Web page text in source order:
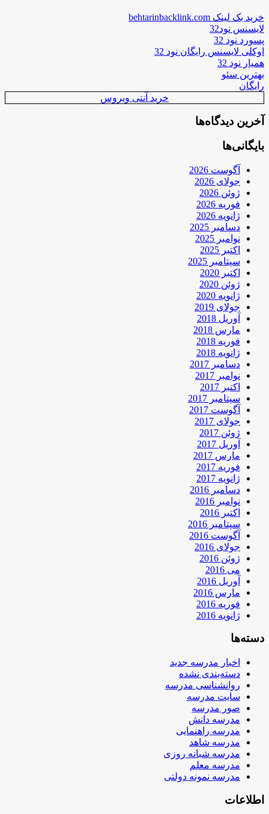
خرید بک لینک behtarinbacklink.com
لایسنس نود32
پسورد نود 32
اوکلی لایسنس رایگان نود 32
همیار نود 32
بهترین سئو
رایگان
خرید آنتی ویروس
آخرین دیدگاه‌ها
بایگانی‌ها
آگوست 2026
جولای 2026
ژوئن 2026
فوریه 2026
ژانویه 2026
دسامبر 2025
نوامبر 2025
اکتبر 2025
سپتامبر 2025
اکتبر 2020
ژوئن 2020
ژانویه 2020
جولای 2019
آوریل 2018
مارس 2018
فوریه 2018
ژانویه 2018
دسامبر 2017
نوامبر 2017
اکتبر 2017
سپتامبر 2017
آگوست 2017
جولای 2017
ژوئن 2017
آوریل 2017
مارس 2017
فوریه 2017
ژانویه 2017
دسامبر 2016
نوامبر 2016
اکتبر 2016
سپتامبر 2016
آگوست 2016
جولای 2016
ژوئن 2016
می 2016
آوریل 2016
مارس 2016
فوریه 2016
ژانویه 2016
دسته‌ها
اخبار مدرسه جدید
دسته‌بندی نشده
روانشناسی مدرسه
سایت مدرسه
صور مدرسه
مدرسه دانش
مدرسه راهنمایی
مدرسه شاهد
مدرسه شبانه روزی
مدرسه معلم
مدرسه نمونه دولتی
اطلاعات